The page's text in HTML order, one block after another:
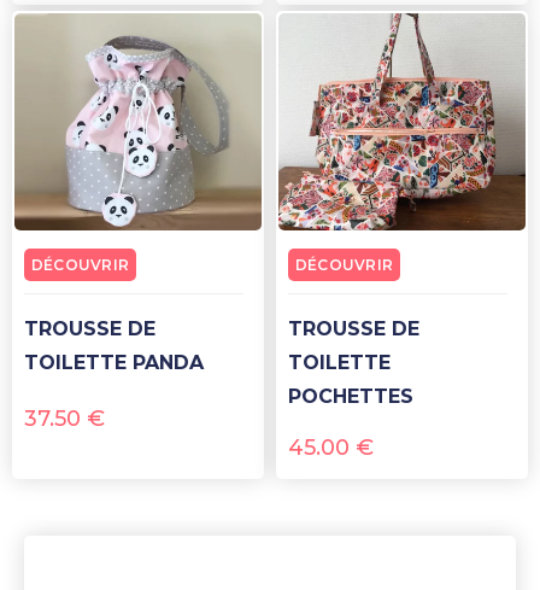
TROUSSE DE
TOILETTE PANDA
37.50 €
DÉCOUVRIR
TROUSSE DE
TOILETTE
POCHETTES
45.00 €
DÉCOUVRIR